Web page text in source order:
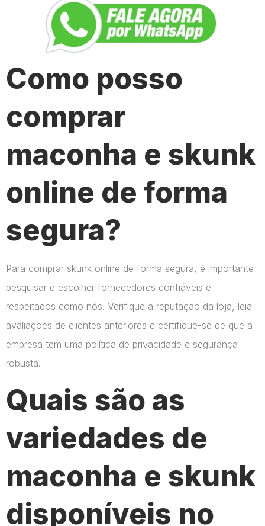
Como posso
comprar
maconha e skunk
online de forma
segura?
Para comprar skunk online de forma segura, é importante
pesquisar e escolher fornecedores confiáveis e
respeitados como nós. Verifique a reputação da loja, leia
avaliações de clientes anteriores e certifique-se de que a
empresa tem uma política de privacidade e segurança
robusta.
Quais são as
variedades de
maconha e skunk
disponíveis no